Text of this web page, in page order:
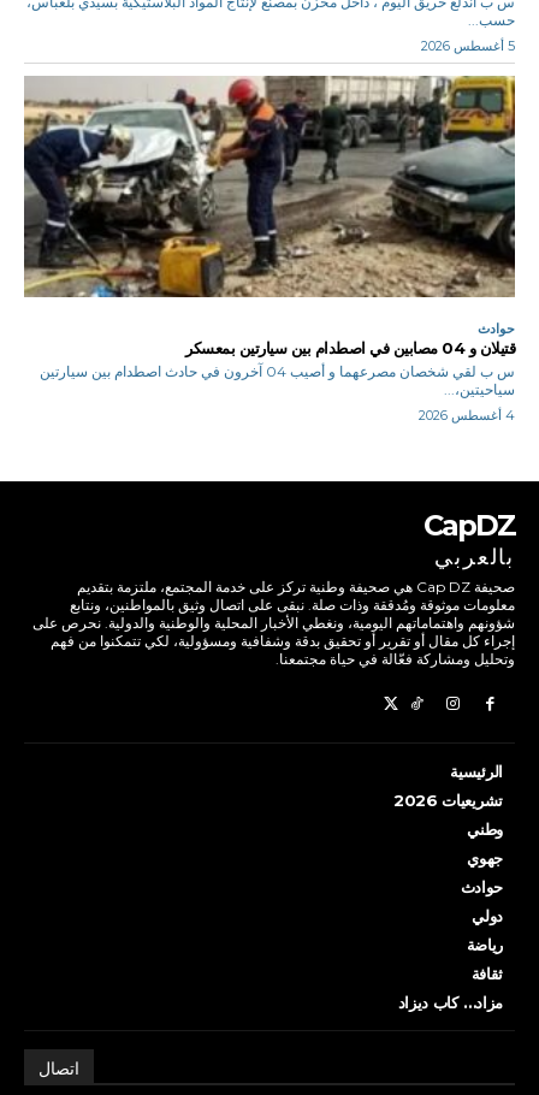
حسب...
5 أغسطس 2026
حوادث
قتيلان و 04 مصابين في اصطدام بين سيارتين بمعسكر
س ب لقي شخصان مصرعهما و أصيب 04 آخرون في حادث اصطدام بين سيارتين
سياحيتين،...
4 أغسطس 2026
CapDZ
بالعربي
صحيفة Cap DZ هي صحيفة وطنية تركز على خدمة المجتمع، ملتزمة بتقديم
معلومات موثوقة ومُدققة وذات صلة. نبقى على اتصال وثيق بالمواطنين، ونتابع
شؤونهم واهتماماتهم اليومية، ونغطي الأخبار المحلية والوطنية والدولية. نحرص على
إجراء كل مقال أو تقرير أو تحقيق بدقة وشفافية ومسؤولية، لكي تتمكنوا من فهم
وتحليل ومشاركة فعّالة في حياة مجتمعنا.
الرئيسية
تشريعيات 2026
وطني
جهوي
حوادث
دولي
رياضة
ثقافة
مزاد… كاب ديزاد
اتصال